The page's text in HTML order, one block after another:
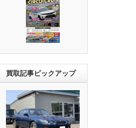
買取記事ピックアップ